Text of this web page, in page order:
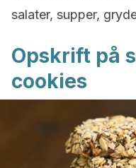
salater, supper,
Opskrift på
cookies